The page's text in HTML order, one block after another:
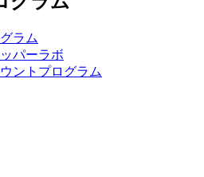
ラム
パーラボ
ントプログラム